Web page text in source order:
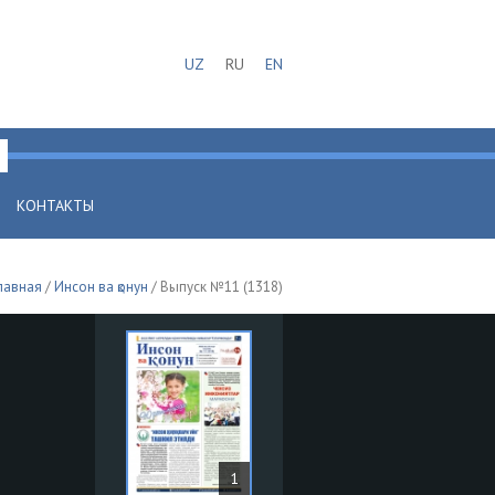
UZ RU EN
КОНТАКТЫ
/Инсон ва қонун / Выпуск №11 (1318)
1